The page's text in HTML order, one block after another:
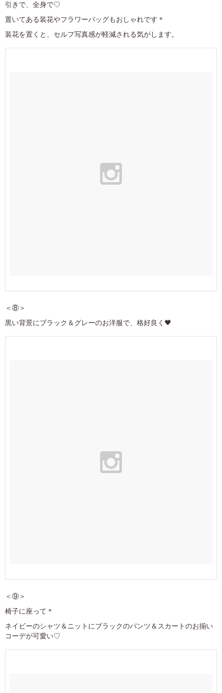
引きで、全身で♡
置いてある装花やフラワーバッグもおしゃれです＊
装花を置くと、セルフ写真感が軽減される気がします。
＜⑧＞
黒い背景にブラック＆グレーのお洋服で、格好良く🖤
＜⑨＞
椅子に座って＊
ネイビーのシャツ＆ニットにブラックのパンツ＆スカートのお揃い
コーデが可愛い♡